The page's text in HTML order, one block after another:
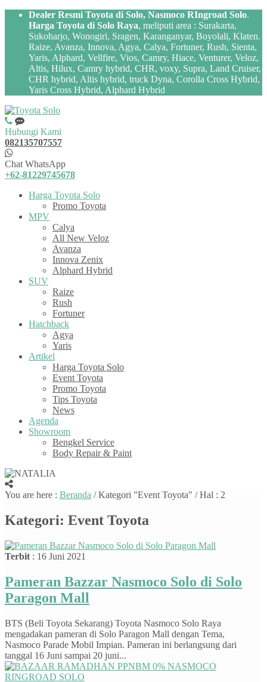
Dealer Resmi Toyota di Solo, Nasmoco RIngroad Solo.
Harga Toyota di Solo Raya, meliputi area : Surakarta,
Sukoharjo, Wonogiri, Sragen, Karanganyar, Boyolali, Klaten.
Raize, Avanza, Innova, Agya, Calya, Fortuner, Rush, Sienta,
Yaris, Alphard, Vellfire, Vios, Camry, Hiace, Venturer, Veloz,
Altis, Hilux, Camry hybrid, CHR, voxy, Supra, Land Cruiser,
CHR hybrid, Altis hybrid, truck Dyna, Corolla Cross Hybrid,
Yaris Cross Hybrid, Alphard Hybrid
Hubungi Kami
082135707557
Chat WhatsApp
+62-81229745678
Harga Toyota Solo
Promo Toyota
MPV
Calya
All New Veloz
Avanza
Innova Zenix
Alphard Hybrid
SUV
Raize
Rush
Fortuner
Hatchback
Agya
Yaris
Artikel
Harga Toyota Solo
Event Toyota
Promo Toyota
Tips Toyota
News
Agenda
Showroom
Bengkel Service
Body Repair & Paint
You are here : Beranda /Kategori "Event Toyota" / Hal : 2
Kategori: Event Toyota
Terbit : 16 Juni 2021
Pameran Bazzar Nasmoco Solo di Solo
Paragon Mall
BTS (Beli Toyota Sekarang) Toyota Nasmoco Solo Raya
mengadakan pameran di Solo Paragon Mall dengan Tema,
Nasmoco Parade Mobil Impian. Pameran ini berlangsung dari
tanggal 16 Juni sampai 20 juni...